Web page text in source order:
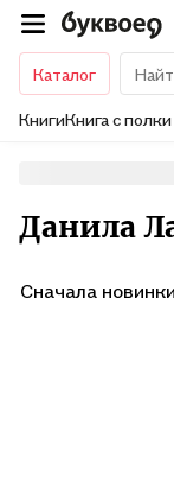
Каталог
КнигиКнига с полки
Данила
Сначала новинки